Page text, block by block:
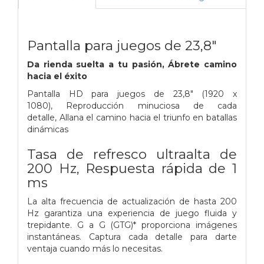
Pantalla para juegos de 23,8"
Da rienda suelta a tu pasión,Ábrete camino
hacia el éxito
Pantalla HD para juegos de 23,8" (1920 x
1080), Reproducción minuciosa de cada
detalle, Allana el camino hacia el triunfo en batallas
dinámicas
Tasa de refresco ultraalta de
200 Hz, Respuesta rápida de 1
ms
La alta frecuencia de actualización de hasta 200
Hz garantiza una experiencia de juego fluida y
trepidante. G a G (GTG)* proporciona imágenes
instantáneas. Captura cada detalle para darte
ventaja cuando más lo necesitas.